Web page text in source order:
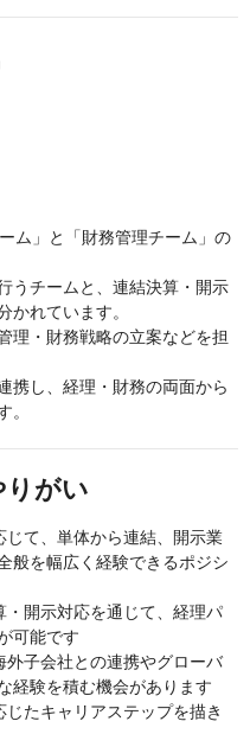
ム」と「財務管理チーム」の
うチームと、連結決算・開示
かれています。
理・財務戦略の立案などを担
携し、経理・財務の両面から
。
りがい
じて、単体から連結、開示業
般を幅広く経験できるポジシ
・開示対応を通じて、経理パ
可能です
外子会社との連携やグローバ
経験を積む機会があります
たキャリアステップを描き